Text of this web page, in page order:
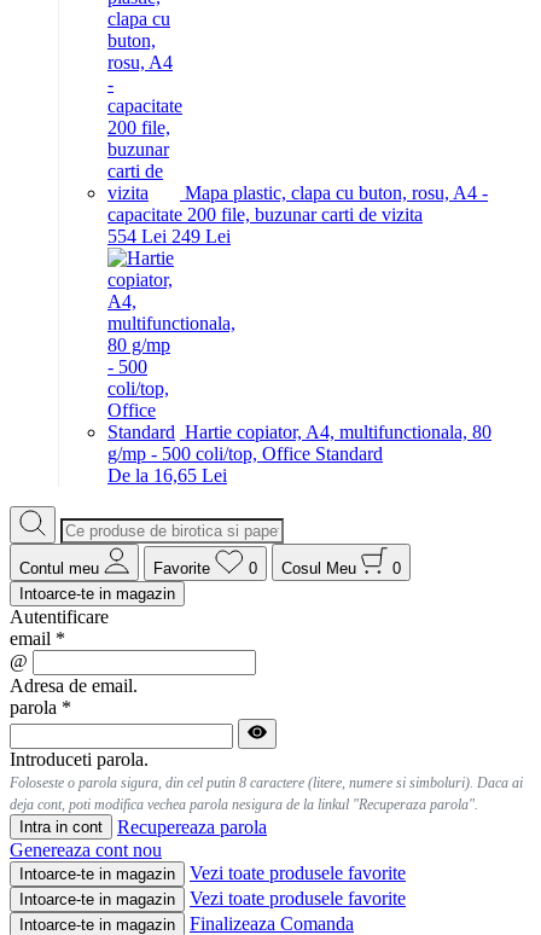
Mapa plastic, clapa cu buton, rosu, A4 -
capacitate 200 file, buzunar carti de vizita
554 Lei 249 Lei
Hartie copiator, A4, multifunctionala, 80
g/mp - 500 coli/top, Office Standard
De la 16,65 Lei
Contul meu Favorite 0 Cosul Meu
0
Intoarce-te in magazin
Autentificare
email *
@
Adresa de email.
parola *
Introduceti parola.
Foloseste o parola sigura, din cel putin 8 caractere (litere, numere si simboluri). Daca ai
deja cont, poti modifica vechea parola nesigura de la linkul "Recuperaza parola".
Intra in cont
Recupereaza parola
Genereaza cont nou
Intoarce-te in magazin Vezi toate produsele favorite
Intoarce-te in magazin Vezi toate produsele favorite
Intoarce-te in magazin Finalizeaza Comanda